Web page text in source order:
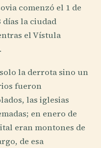
comenzó el 1 de
días la ciudad
el Vístula
la derrota sino un
fueron
las iglesias
en enero de
eran montones de
de esa